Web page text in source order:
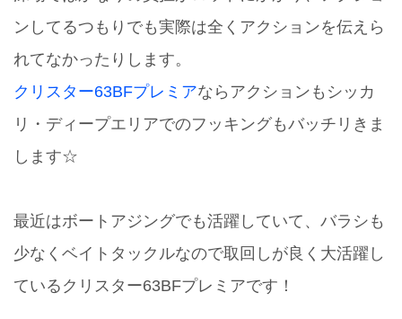
ンしてるつもりでも実際は全くアクションを伝えら
れてなかったりします。
クリスター63BFプレミアならアクションもシッカ
リ・ディープエリアでのフッキングもバッチリきま
します☆
最近はボートアジングでも活躍していて、バラシも
少なくベイトタックルなので取回しが良く大活躍し
ているクリスター63BFプレミアです！